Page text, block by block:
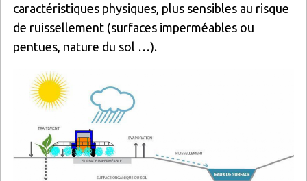
caractéristiques physiques, plus sensibles au risque
de ruissellement (surfaces imperméables ou
pentues, nature du sol …).
Image